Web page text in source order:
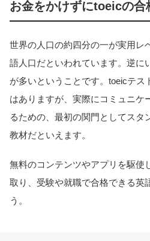
お金をかけずにtoeicの合
世界の人口の約四分の一が実用レ
語人口だといわれています。逆に
が多いということです。toeicテス
はありますが、実際にコミュニケ
るための、最初の関門としてスタ
教材だといえます。
無料のコンテンツやアプリを駆使
取り、受験や就職で合格できる英
う。